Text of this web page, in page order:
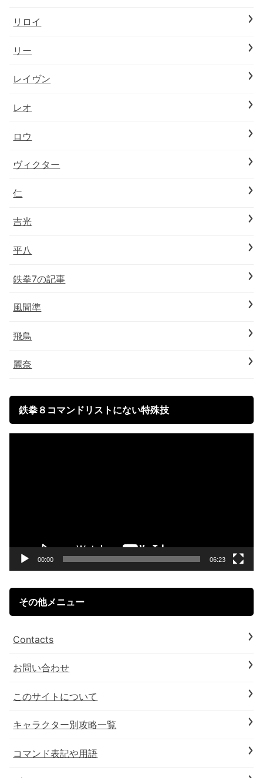
リロイ
リー
レイヴン
レオ
ロウ
ヴィクター
仁
吉光
平八
鉄拳7の記事
風間準
飛鳥
麗奈
鉄拳８コマンドリストにない特殊技
00:00 06:23
その他メニュー
Contacts
お問い合わせ
このサイトについて
キャラクター別攻略一覧
コマンド表記や用語